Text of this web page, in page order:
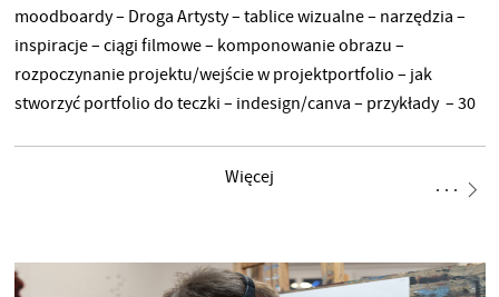
moodboardy – Droga Artysty – tablice wizualne – narzędzia –
inspiracje – ciągi filmowe – komponowanie obrazu –
rozpoczynanie projektu/wejście w projektportfolio – jak
stworzyć portfolio do teczki – indesign/canva – przykłady – 30
Fotografii na Uniwersytecie Artystycznym w Poznaniu i studium
Eksperymentalnego. W
Więcej